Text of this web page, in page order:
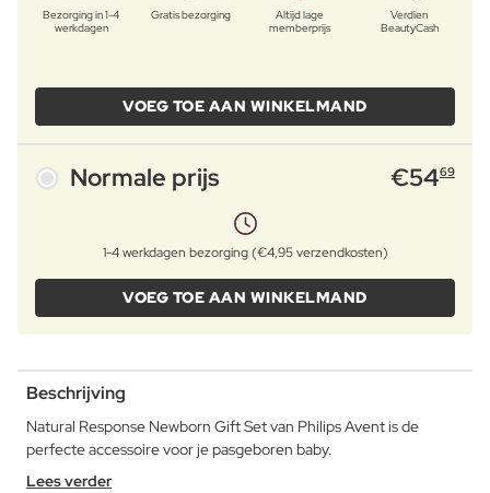
Bezorging in 1-4
werkdagen
Gratis bezorging
Altijd lage
memberprijs
Verdien
BeautyCash
VOEG TOE AAN WINKELMAND
Normale prijs €5469
1-4 werkdagen bezorging (€4,95 verzendkosten)
VOEG TOE AAN WINKELMAND
Beschrijving
Natural Response Newborn Gift Set van Philips Avent is de
perfecte accessoire voor je pasgeboren baby.
Lees verder